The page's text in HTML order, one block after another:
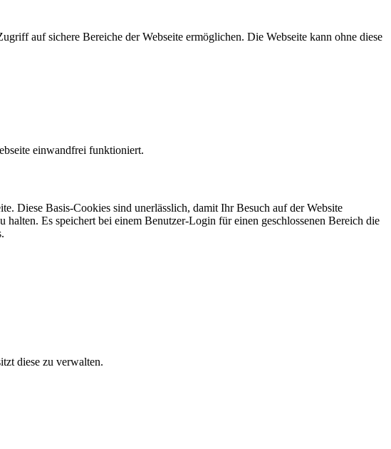
auf sichere Bereiche der Webseite ermöglichen. Die Webseite kann ohne diese
einwandfrei funktioniert.
Diese Basis-Cookies sind unerlässlich, damit Ihr Besuch auf der Website
Es speichert bei einem Benutzer-Login für einen geschlossenen Bereich die
diese zu verwalten.